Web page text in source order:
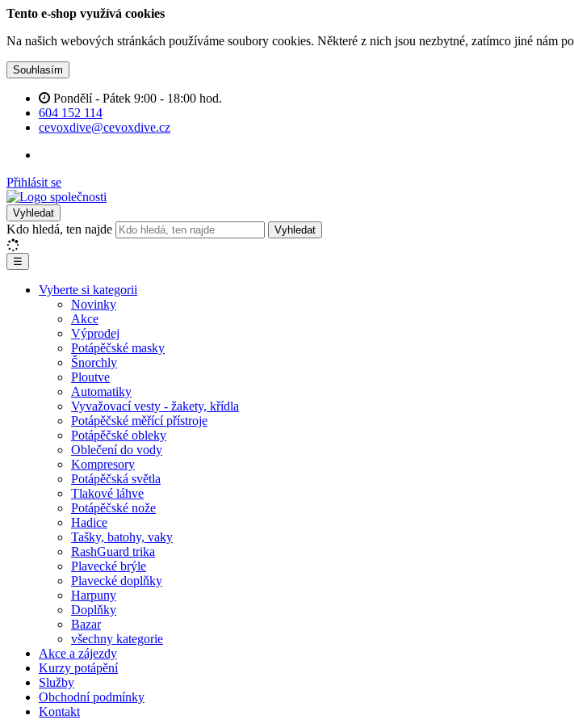
Tento e-shop využívá cookies
Na našich webových stránkách používáme soubory cookies. Některé z nich jsou nezbytné, zatímco jiné nám
Souhlasím
Pondělí - Pátek 9:00 - 18:00 hod.
604 152 114
cevoxdive@cevoxdive.cz
Přihlásit se
Vyhledat
Kdo hledá, ten najde Vyhledat
☰
Vyberte si kategorii
Novinky
Akce
Výprodej
Potápěčské masky
Šnorchly
Ploutve
Automatiky
Vyvažovací vesty - žakety, křídla
Potápěčské měřící přístroje
Potápěčské obleky
Oblečení do vody
Kompresory
Potápěčská světla
Tlakové láhve
Potápěčské nože
Hadice
Tašky, batohy, vaky
RashGuard trika
Plavecké brýle
Plavecké doplňky
Harpuny
Doplňky
Bazar
všechny kategorie
Akce a zájezdy
Kurzy potápění
Služby
Obchodní podmínky
Kontakt